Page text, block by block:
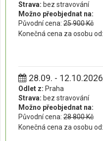
Strava: bez stravování
Možno přeobjednat na:
Původní cena: 25 900 Kč
Konečná cena za osobu od:
28.09. - 12.10.2026
Odlet z: Praha
Strava: bez stravování
Možno přeobjednat na:
Původní cena: 28 800 Kč
Konečná cena za osobu od: